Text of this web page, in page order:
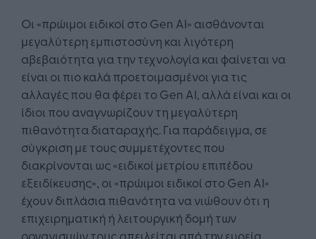
Οι «πρώιμοι ειδικοί στο Gen AI» αισθάνονται
μεγαλύτερη εμπιστοσύνη και λιγότερη
αβεβαιότητα για την τεχνολογία και φαίνεται να
είναι οι πιο καλά προετοιμασμένοι για τις
αλλαγές που θα φέρει το Gen AI, αλλά είναι και οι
ίδιοι που αναγνωρίζουν τη μεγαλύτερη
πιθανότητα διαταραχής. Για παράδειγμα, σε
σύγκριση με τους συμμετέχοντες που
διακρίνονται ως «ειδικοί μετρίου επιπέδου
εξειδίκευσης», οι «πρώιμοι ειδικοί στο Gen AI»
έχουν διπλάσια πιθανότητα να νιώθουν ότι η
επιχειρηματική ή λειτουργική δομή των
οργανισμών τους απειλείται από την ευρεία